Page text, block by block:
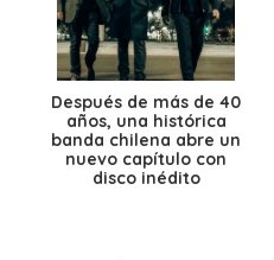
Después de más de 40
años, una histórica
banda chilena abre un
nuevo capítulo con
disco inédito